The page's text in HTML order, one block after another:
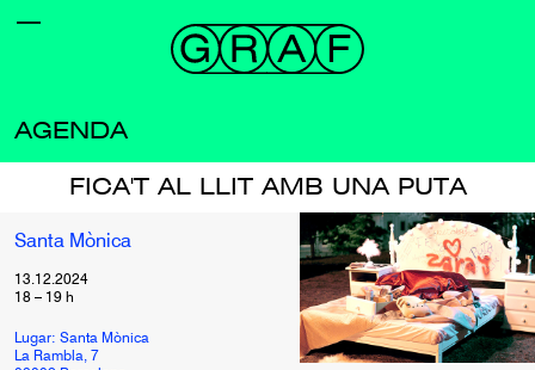
AGENDA
FICA'T AL LLIT AMB UNA PUTA
Santa Mònica
13.12.2024
18 – 19 h
Lugar: Santa Mònica
La Rambla, 7